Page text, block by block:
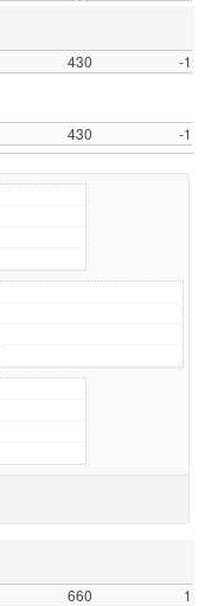
430
-1
430 -1
660
1